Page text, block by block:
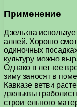
Применение
Дзельква
аллей. Хорошо
одиночных
культуру можно
Однако в летнее
зиму заносят в
Кавказе ветви
дзельквы
строительного